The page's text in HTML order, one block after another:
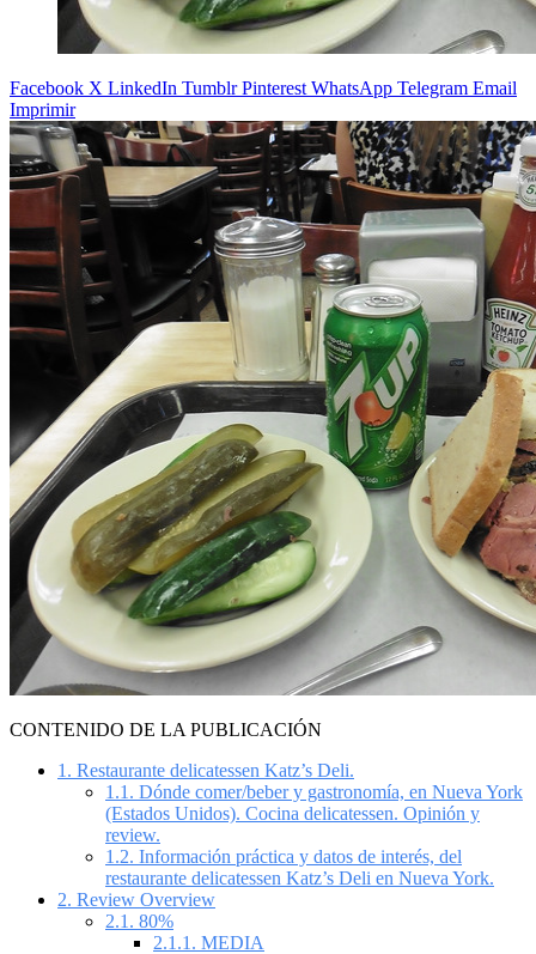
Facebook X LinkedIn Tumblr Pinterest WhatsApp Telegram Email
Imprimir
CONTENIDO DE LA PUBLICACIÓN
1. Restaurante delicatessen Katz’s Deli.
1.1. Dónde comer/beber y gastronomía, en Nueva York
(Estados Unidos). Cocina delicatessen. Opinión y
review.
1.2. Información práctica y datos de interés, del
restaurante delicatessen Katz’s Deli en Nueva York.
2. Review Overview
2.1. 80%
2.1.1. MEDIA